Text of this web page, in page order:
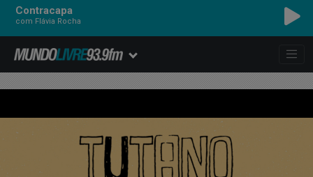
Contracapa
com Flávia Rocha